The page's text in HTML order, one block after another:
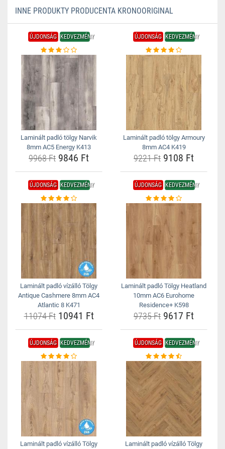
INNE PRODUKTY PRODUCENTA KRONOORIGINAL
ÚJDONSÁG KEDVEZMÉNY
Laminált padló tölgy Narvik
8mm AC5 Energy K413
9968 Ft 9846 Ft
ÚJDONSÁG KEDVEZMÉNY
Laminált padló tölgy Armoury
8mm AC4 K419
9221 Ft 9108 Ft
ÚJDONSÁG KEDVEZMÉNY
Laminált padló vízálló Tölgy
Antique Cashmere 8mm AC4
Atlantic 8 K471
11074 Ft10941 Ft
ÚJDONSÁG KEDVEZMÉNY
Laminált padló Tölgy Heatland
10mm AC6 Eurohome
Residence+ K598
9735 Ft 9617 Ft
ÚJDONSÁG KEDVEZMÉNY
Laminált padló vízálló Tölgy
ÚJDONSÁG KEDVEZMÉNY
Laminált padló vízálló Tölgy